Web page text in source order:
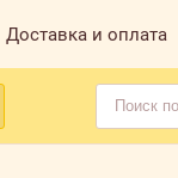
Доставка и оплата